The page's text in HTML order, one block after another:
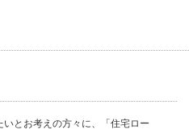
とお考えの方々に、「住宅ロー